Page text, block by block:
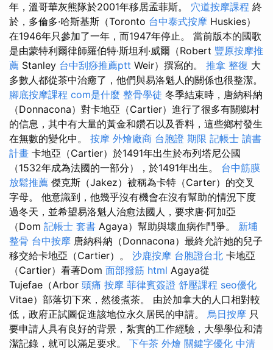
年，溫哥華灰熊隊於2001年移居孟菲斯。 穴道按摩課程 終
於，多倫多·哈斯基斯（Toronto 台中泰式按摩 Huskies）
在1946年只參加了一年，而1947年停止。 當前版本的國歌
是由蒙特利爾律師羅伯特·斯坦利·威爾（Robert 豐原按摩推
薦 Stanley 台中刮痧推薦ptt Weir）撰寫的。 推拿 整復 大
多數人都從茶中治癒了，他們與易洛魁人的關係也很整潔。
腳底按摩課程 com是什麼 整骨學徒 冬季結束時，唐納科納
（Donnacona）對卡地亞（Cartier）進行了很多有關鄉村
的信息，其中有大量的黃金和鑽石以及香料，這些鄉村發生
在無數的變化中。 按摩 外燴廠商 台胞證 期限 記帳士 讀書
計畫 卡地亞（Cartier）於1491年出生於布列塔尼公國
（1532年成為法國的一部分），於1491年出生。 台中筋膜
放鬆推薦 傑克斯（Jakez）被稱為卡特（Carter）的交叉
字母。 他意識到，他幾乎沒有機會在沒有幫助的情況下度
過冬天，並希望易洛魁人治愈法國人，要求唐·阿加亞
（Dom 記帳士 套書 Agaya）幫助與壞血病作鬥爭。 新埔
整骨 台中按摩 唐納科納（Donnacona）最終允許她的兒子
移交給卡地亞（Cartier）。 沙鹿按摩 台胞證台北 卡地亞
（Cartier）看著Dom 面部撥筋 html Agaya從
Tujefae（Arbor 頭痛 按摩 菲律賓簽證 舒壓課程 seo優化
Vitae）部落切下來，然後煮茶。 由於加拿大的人口相對較
低，政府正試圖促進該地位永久居民的申請。 烏日按摩 只
要申請人具有良好的背景，紮實的工作經驗，大學學位和清
潔記錄，就可以滿足要求。 下午茶 外燴 關鍵字優化 中清